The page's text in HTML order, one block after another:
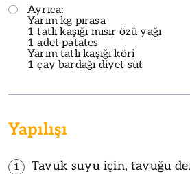
Ayrıca:
Yarım kg pırasa
1 tatlı kaşığı mısır özü yağı
1 adet patates
Yarım tatlı kaşığı köri
1 çay bardağı diyet süt
Yapılışı
1
Tavuk suyu için, tavuğu